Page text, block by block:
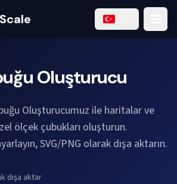
Oluşturucu
Oluşturucumuz ile haritalar ve
ölçek çubukları oluşturun.
SVG/PNG olarak dışa aktarın.
dışa aktar